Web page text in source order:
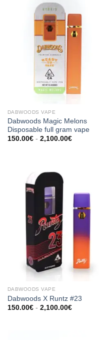
DABWOODS VAPE​
Dabwoods Magic Melons
Disposable full gram vape
150.00€ - 2,100.00€Prijsklasse:
DABWOODS VAPE​
Dabwoods X Runtz #23
150.00€ - 2,100.00€Prijsklasse: